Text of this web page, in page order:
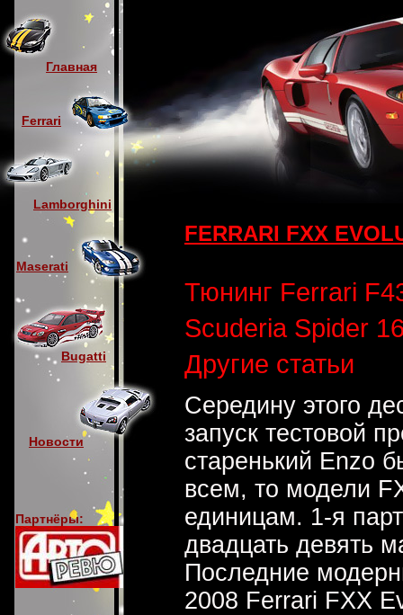
Главная
Ferrari
Lamborghini
Maserati
Bugatti
Новости
Партнёры:
FERRARI FXX
Тюнинг Ferrari
Scuderia Spider
Другие статьи
Середину этого
запуск тестовой
старенький Enzo
всем, то модели
единицам. 1-я
двадцать девять
Последние
2008 Ferrari FXX